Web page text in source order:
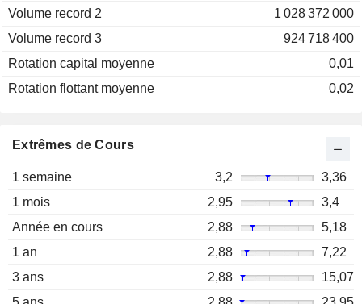
Volume record 2
1 028 372 000
Volume record 3
924 718 400
Rotation capital moyenne
0,01
Rotation flottant moyenne
0,02
Extrêmes de Cours
1 semaine 3,2
3,36
1 mois
2,95
3,4
Année en cours
2,88
5,18
1 an
2,88
7,22
3 ans
2,88
15,07